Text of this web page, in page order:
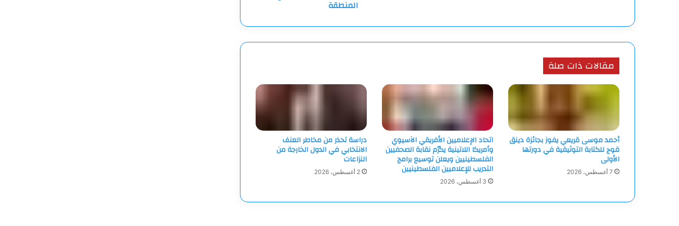
المنطقة
مقالات ذات صلة
أحمد موسى قريعي يفوز بجائزة دينق
قوج للكتابة التوثيقية في دورتها
الأولى
7 أغسطس، 2026
اتحاد الإعلاميين الأفريقي الآسيوي
وأمريكا اللاتينية يكرّم نقابة الصحفيين
الفلسطينيين ويعلن توسيع برامج
التدريب للإعلاميين الفلسطينيين
3 أغسطس، 2026
دراسة تحذر من مخاطر العنف
الانتخابي في الدول الخارجة من
النزاعات
2 أغسطس، 2026